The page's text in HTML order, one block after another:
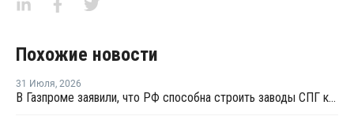
Похожие новости
31 Июля, 2026
В Газпроме заявили, что РФ способна строить заводы СПГ как у себя, так и за рубежом